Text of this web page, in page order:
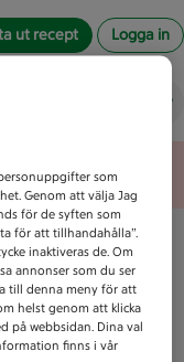
ut recept Logga in
som
Genom att välja Jag
för de syften som
för att tillhandahålla”.
inaktiveras de. Om
annonser som du ser
till denna meny för att
helst genom att klicka
på webbsidan. Dina val
finns i vår